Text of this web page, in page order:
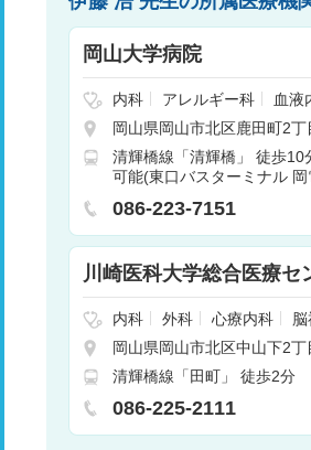
岡山大学病院
内科 アレルギー科 血液
神経内科
脳神経外科
管外科
小児科 小児外科
産婦人科
眼科 耳鼻咽喉
歯科口腔外科
麻酔科 乳
内科
腫瘍内科
脳神経内科
肝胆膵外科
診断科
岡山県岡山市北区鹿田町2丁
清輝橋線「清輝橋」 徒歩10
可能(東口バスターミナル
086-223-7151
川崎医科大学総合医療セ
内科 外科 心療内科
膚科
泌尿器科 産婦人科
放射線科
歯科 歯科口
岡山県岡山市北区中山下2丁
清輝橋線「田町」 徒歩2分
086-225-2111